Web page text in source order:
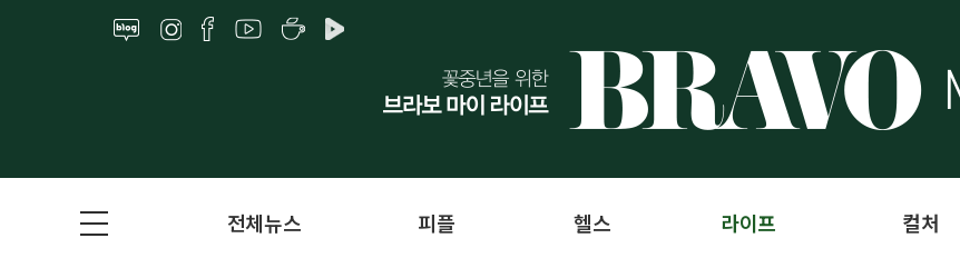
전체뉴스 피플 헬스 라이프 컬처